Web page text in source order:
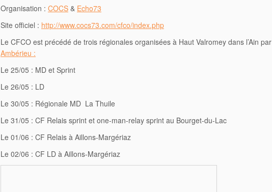
Organisation : COCS & Echo73
Site officiel : http://www.cocs73.com/cfco/index.php
Le CFCO est précédé de trois régionales organisées à Haut Valromey dans l’Ain par
Ambérieu :
Le 25/05 : MD et Sprint
Le 26/05 : LD
Le 30/05 : Régionale MD La Thuile
Le 31/05 : CF Relais sprint et one-man-relay sprint au Bourget-du-Lac
Le 01/06 : CF Relais à Aillons-Margériaz
Le 02/06 : CF LD à Aillons-Margériaz